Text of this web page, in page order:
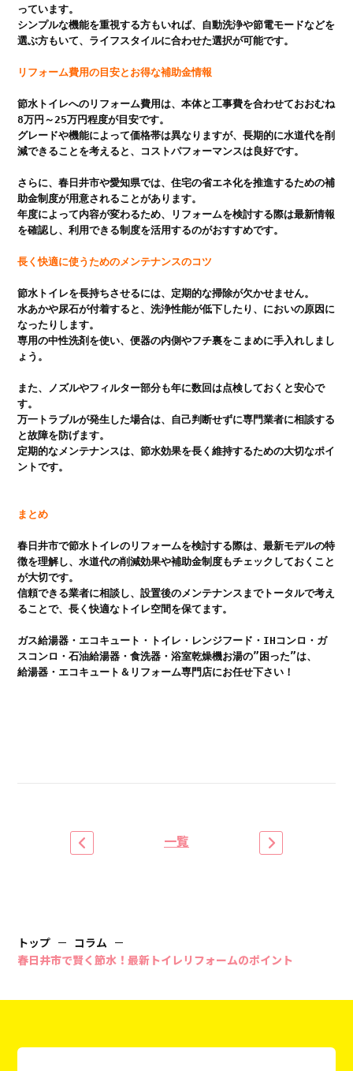
っています。
シンプルな機能を重視する方もいれば、自動洗浄や節電モードなどを
リフォーム費用の目安とお得な補助金情報
節水トイレへのリフォーム費用は、本体と工事費を合わせておおむね
8万円～25万円程度が目安です。
グレードや機能によって価格帯は異なりますが、長期的に水道代を削
減できることを考えると、コストパフォーマンスは良好です。
さらに、春日井市や愛知県では、住宅の省エネ化を推進するための補
助金制度が用意されることがあります。
年度によって内容が変わるため、リフォームを検討する際は最新情報
長く快適に使うためのメンテナンスのコツ
節水トイレを長持ちさせるには、定期的な掃除が欠かせません。
水あかや尿石が付着すると、洗浄性能が低下したり、においの原因に
なったりします。
専用の中性洗剤を使い、便器の内側やフチ裏をこまめに手入れしまし
ょう。
また、ノズルやフィルター部分も年に数回は点検しておくと安心で
す。
万一トラブルが発生した場合は、自己判断せずに専門業者に相談する
と故障を防げます。
定期的なメンテナンスは、節水効果を長く維持するための大切なポイ
ントです。
まとめ
春日井市で節水トイレのリフォームを検討する際は、最新モデルの特
徴を理解し、水道代の削減効果や補助金制度もチェックしておくこと
が大切です。
信頼できる業者に相談し、設置後のメンテナンスまでトータルで考え
ることで、長く快適なトイレ空間を保てます。
ガス給湯器・エコキュート・トイレ・レンジフード・IHコンロ・ガ
スコンロ・石油給湯器・食洗器・浴室乾燥機お湯の”困った”は、
給湯器・エコキュート＆リフォーム専門店にお任せ下さい！
一覧
トップ
コラム
春日井市で賢く節水！最新トイレリフォームのポイント